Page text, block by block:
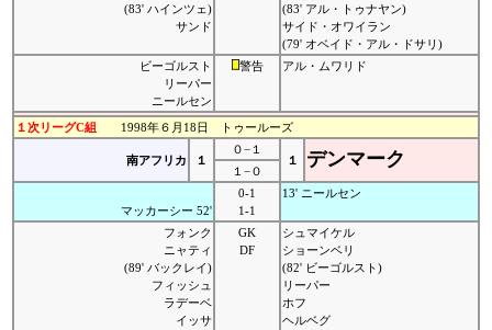
(83' ハインツェ)
サンド
(83' アル・トゥナヤン)
サイド・オワイラン
(79' オベイド・アル・ドサリ)
ビーゴルスト
リーパー
ニールセン
警告 アル・ムワリド
１次リーグC組 1998年６月18日 トゥールーズ
南アフリカ １
０−１
１
デンマーク
１−０
マッカーシー 52'
0-1
1-1
13' ニールセン
フォンク
ニャティ
(89' バックレイ)
フィッシュ
ラデーベ
イッサ
GK
DF
シュマイケル
ショーンベリ
(82' ビーゴルスト)
リーパー
ホフ
ヘルベグ